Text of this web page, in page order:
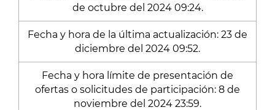
de octubre del 2024 09:24.
Fecha y hora de la última actualización: 23 de
diciembre del 2024 09:52.
Fecha y hora límite de presentación de
ofertas o solicitudes de participación: 8 de
noviembre del 2024 23:59.